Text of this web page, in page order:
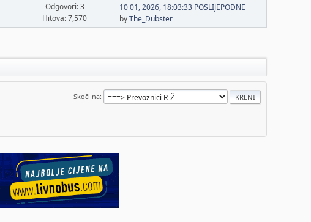
Odgovori: 3
Hitova: 7,570
10 01, 2026, 18:03:33 POSLIJEPODNE
byThe_Dubster
Skoči na